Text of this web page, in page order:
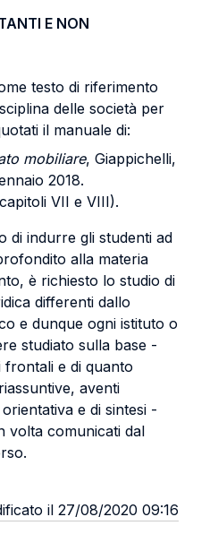
E NON
testo di riferimento
delle società per
il manuale di:
mobiliare, Giappichelli,
2018.
VII e VIII).
di indurre gli studenti ad
alla materia
è richiesto lo studio di
differenti dallo
e dunque ogni istituto o
studiato sulla base -
e di quanto
aventi
e di sintesi -
volta comunicati dal
il 27/08/2020 09:16